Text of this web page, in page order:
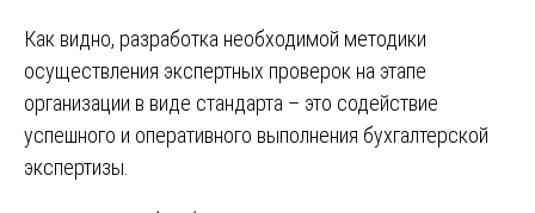
Как видно, разработка необходимой методики
осуществления экспертных проверок на этапе
организации в виде стандарта – это содействие
успешного и оперативного выполнения бухгалтерской
экспертизы.